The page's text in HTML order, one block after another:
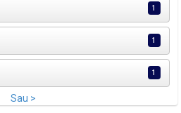
1
1
1
Sau >